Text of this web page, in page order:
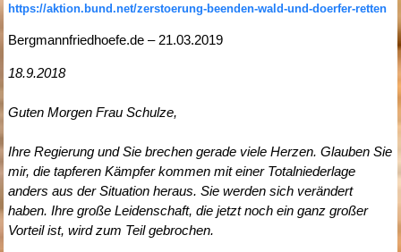
https://aktion.bund.net/zerstoerung-beenden-wald-und-doerfer-retten
Bergmannfriedhoefe.de – 21.03.2019
18.9.2018
Guten Morgen Frau Schulze,
Ihre Regierung und Sie brechen gerade viele Herzen. Glauben Sie
mir, die tapferen Kämpfer kommen mit einer Totalniederlage
anders aus der Situation heraus. Sie werden sich verändert
haben. Ihre große Leidenschaft, die jetzt noch ein ganz großer
Vorteil ist, wird zum Teil gebrochen.